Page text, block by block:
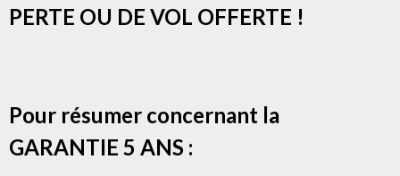
PERTE OU DE VOL OFFERTE !
Pour résumer concernant la
GARANTIE 5 ANS :